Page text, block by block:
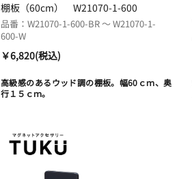
棚板（60cm） W21070-1-600
品番：W21070-1-600-BR ～ W21070-1-
600-W
￥6,820(税込)
高級感のあるウッド調の棚板。幅60ｃｍ、奥
行１５ｃｍ。